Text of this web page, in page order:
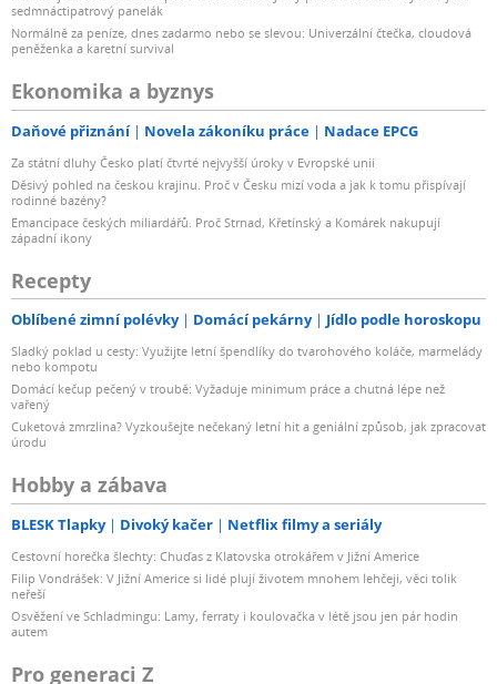
sedmnáctipatrový panelák
Normálně za peníze, dnes zadarmo nebo se slevou: Univerzální čtečka, cloudová
peněženka a karetní survival
Ekonomika a byznys
Daňové přiznání Novela zákoníku práce Nadace EPCG
Za státní dluhy Česko platí čtvrté nejvyšší úroky v Evropské unii
Děsivý pohled na českou krajinu. Proč v Česku mizí voda a jak k tomu přispívají
rodinné bazény?
Emancipace českých miliardářů. Proč Strnad, Křetínský a Komárek nakupují
západní ikony
Recepty
Oblíbené zimní polévky Domácí pekárny Jídlo podle horoskopu
Sladký poklad u cesty: Využijte letní špendlíky do tvarohového koláče, marmelády
nebo kompotu
Domácí kečup pečený v troubě: Vyžaduje minimum práce a chutná lépe než
vařený
Cuketová zmrzlina? Vyzkoušejte nečekaný letní hit a geniální způsob, jak zpracovat
úrodu
Hobby a zábava
BLESK Tlapky Divoký kačer Netflix filmy a seriály
Cestovní horečka šlechty: Chuďas z Klatovska otrokářem v Jižní Americe
Filip Vondrášek: V Jižní Americe si lidé plují životem mnohem lehčeji, věci tolik
neřeší
Osvěžení ve Schladmingu: Lamy, ferraty i koulovačka v létě jsou jen pár hodin
autem
Pro generaci Z